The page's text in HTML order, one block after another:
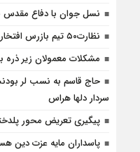
نسل جوان با دفاع مقدس
نظارت۵۰ تیم بازرس افتخاری بر بازار لرستان
مشکلات معمولان زیر
حاج قاسم به نسب لر
سردار دلها هراس
پیگیری تعریض محور
پاسداران مایه عزت دین